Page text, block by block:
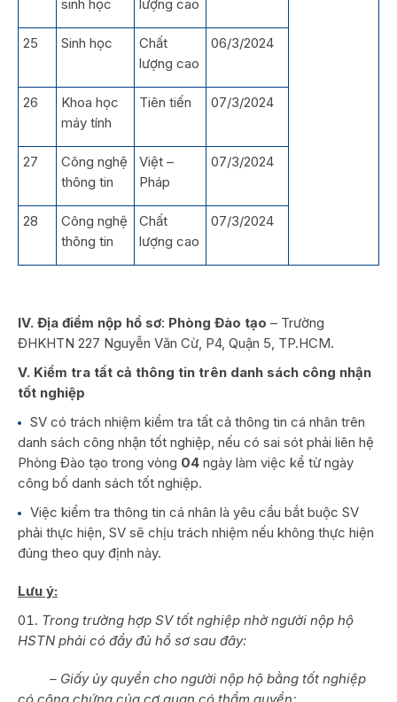
sinh học lượng cao
25 Sinh học
Chất
lượng cao
06/3/2024
26
Khoa học
máy tính
Tiên tiến 07/3/2024
27
Công nghệ
thông tin
Việt –
Pháp
07/3/2024
28
Công nghệ
thông tin
Chất
lượng cao
07/3/2024
IV. Địa điểm nộp hồ sơ: Phòng Đào tạo – Trường
ĐHKHTN 227 Nguyễn Văn Cừ, P4, Quận 5, TP.HCM.
V. Kiểm tra tất cả thông tin trên danh sách công nhận
tốt nghiệp
SV có trách nhiệm kiểm tra tất cả thông tin cá nhân trên
danh sách công nhận tốt nghiệp, nếu có sai sót phải liên hệ
Phòng Đào tạo trong vòng 04 ngày làm việc kể từ ngày
công bố danh sách tốt nghiệp.
Việc kiểm tra thông tin cá nhân là yêu cầu bắt buộc SV
phải thực hiện, SV sẽ chịu trách nhiệm nếu không thực hiện
đúng theo quy định này.
Lưu ý:
Trong trường hợp SV tốt nghiệp nhờ người nộp hộ
HSTN phải có đầy đủ hồ sơ sau đây:
­ – Giấy ủy quyền cho người nộp hộ bằng tốt nghiệp